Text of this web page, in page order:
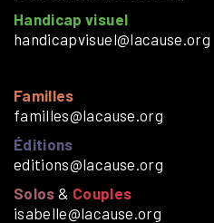
Handicap visuel
handicapvisuel@lacause.org
Familles
familles@lacause.org
Éditions
editions@lacause.org
Solos & Couples
isabelle@lacause.org